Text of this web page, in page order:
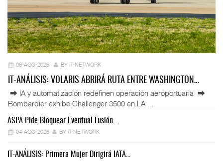
06-AGO-2026 BY IT-NETWORK
IT-ANÁLISIS: VOLARIS ABRIRÁ RUTA ENTRE WASHINGTON…
⮕ IA y automatización redefinen operación aeroportuaria ⮕
Bombardier exhibe Challenger 3500 en LA ...
ASPA Pide Bloquear Eventual Fusión…
04-AGO-2026 BY IT-NETWORK
IT-ANÁLISIS: Primera Mujer Dirigirá IATA…